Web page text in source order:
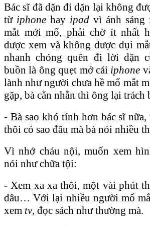
Bác sĩ đã dặn đi dặn lại không
từ iphone hay ipad vì ánh sáng
mắt mới mổ, phải chờ ít nhất
được xem và không được dụi
nhanh chóng quên đi lời dặn
buồn là ông quẹt mở cái iphone
lành như người chưa hề mổ mắt
gặp, bà cằn nhằn thì ông lại trách
- Bà sao khó tính hơn bác sĩ
thôi có sao đâu mà bà nói nhiều
Vì nhớ cháu nội, muốn xem
nói như chữa tội:
- Xem xa xa thôi, một vài phút
đâu… Với lại nhiều người mổ
xem tv, đọc sách như thường mà.